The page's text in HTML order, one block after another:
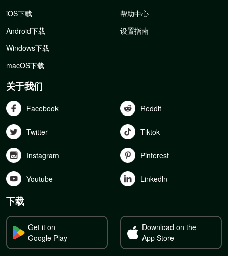
iOS下载
Android下载
Windows下载
macOS下载
帮助中心
设置指南
关于我们
Facebook Reddit
Twitter Tiktok
Instagram Pinterest
Youtube Linkedln
下载
Get it on
Google Play
Download on the
App Store